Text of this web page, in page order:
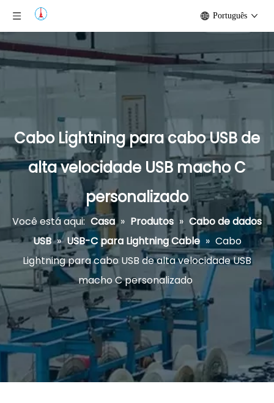
Português
Cabo Lightning para cabo USB de
alta velocidade USB macho C
personalizado
Você está aqui: Casa » Produtos » Cabo de dados
USB » USB-C para Lightning Cable » Cabo
Lightning para cabo USB de alta velocidade USB
macho C personalizado